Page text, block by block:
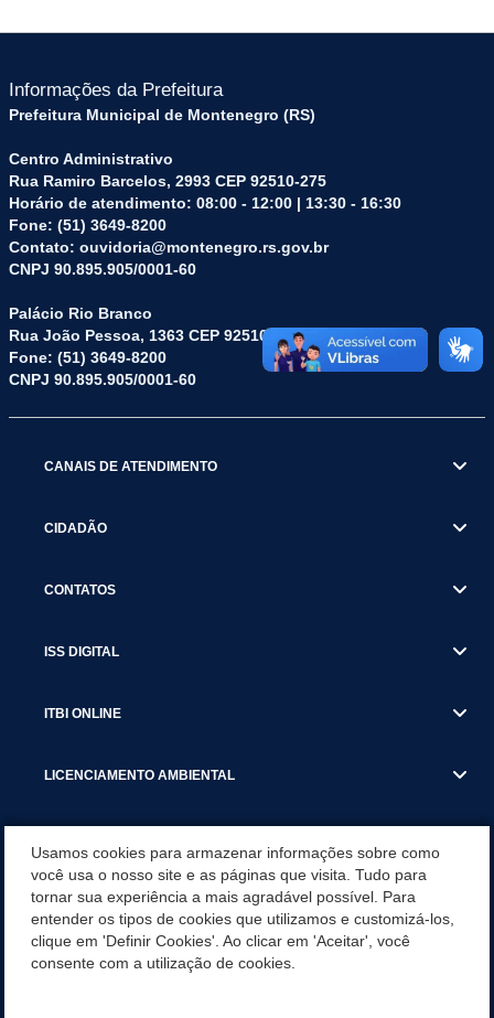
Informações da Prefeitura
Prefeitura Municipal de Montenegro (RS)
Centro Administrativo
Rua Ramiro Barcelos, 2993 CEP 92510-275
Horário de atendimento: 08:00 - 12:00 | 13:30 - 16:30
Fone: (51) 3649-8200
Contato: ouvidoria@montenegro.rs.gov.br
CNPJ 90.895.905/0001-60
Palácio Rio Branco
Rua João Pessoa, 1363 CEP 92510-045
Fone: (51) 3649-8200
CNPJ 90.895.905/0001-60
CANAIS DE ATENDIMENTO
CIDADÃO
CONTATOS
ISS DIGITAL
ITBI ONLINE
LICENCIAMENTO AMBIENTAL
SERVIÇOS
SERVIÇOS DO DEPARTAMENTO DE RECEITA MUNICIPAL
Usamos cookies para armazenar informações sobre como
você usa o nosso site e as páginas que visita. Tudo para
tornar sua experiência a mais agradável possível. Para
entender os tipos de cookies que utilizamos e customizá-los,
clique em 'Definir Cookies'. Ao clicar em 'Aceitar', você
consente com a utilização de cookies.